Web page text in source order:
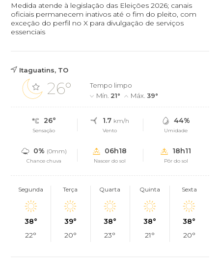
Medida atende à legislação das Eleições 2026; canais
oficiais permanecem inativos até o fim do pleito, com
exceção do perfil no X para divulgação de serviços
essenciais
Itaguatins, TO
26°
Tempo limpo
Mín. 21° Máx.39°
26°
Sensação
1.7 km/h
Vento
44%
Umidade
0% (0mm)
Chance chuva
06h18
Nascer do sol
18h11
Pôr do sol
Segunda
38°
22°
Terça
39°
20°
Quarta
38°
23°
Quinta
38°
21°
Sexta
38°
20°